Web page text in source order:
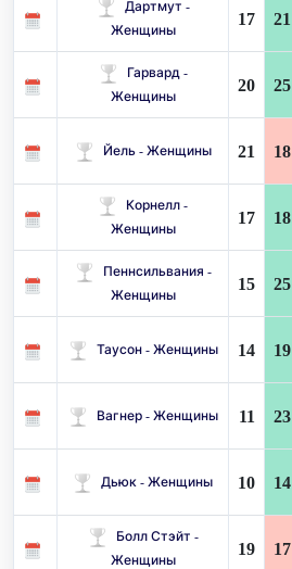
Дартмут -
Женщины
17 21
Гарвард -
Женщины
20 25
Йель - Женщины 21 18
Корнелл -
Женщины
17 18
Пеннсильвания -
Женщины
15 25
Таусон - Женщины 14 19
Вагнер - Женщины 11 23
Дьюк - Женщины 10 14
Болл Стэйт -
Женщины
19 17